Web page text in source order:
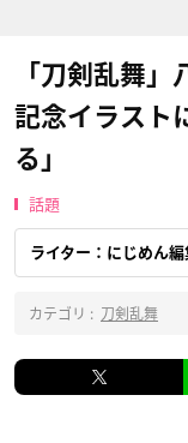
「刀剣乱舞
記念イラスト
る」
話題
ライター：にじめん編
カテゴリ : 刀剣乱舞